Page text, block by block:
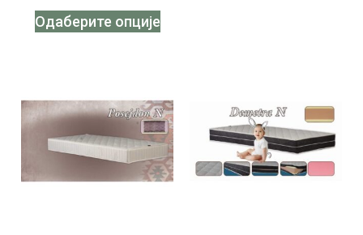
Одаберите опције